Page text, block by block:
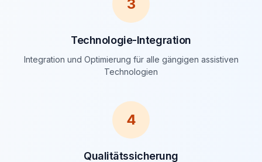
3
Technologie-Integration
Integration und Optimierung für alle gängigen assistiven
Technologien
4
Qualitätssicherung